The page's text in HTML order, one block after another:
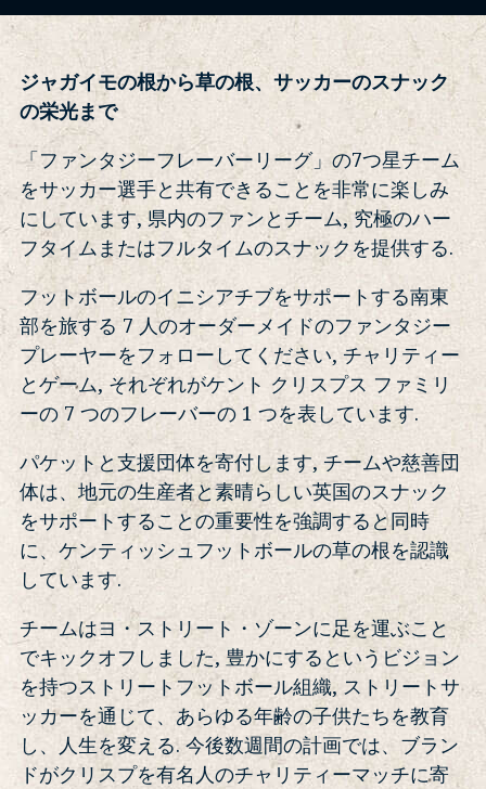
ジャガイモの根から草の根、サッカーのスナック
の栄光まで
「ファンタジーフレーバーリーグ」の7つ星チーム
をサッカー選手と共有できることを非常に楽しみ
にしています, 県内のファンとチーム, 究極のハー
フタイムまたはフルタイムのスナックを提供する.
フットボールのイニシアチブをサポートする南東
部を旅する 7 人のオーダーメイドのファンタジー
プレーヤーをフォローしてください, チャリティー
とゲーム, それぞれがケント クリスプス ファミリ
ーの 7 つのフレーバーの 1 つを表しています.
パケットと支援団体を寄付します, チームや慈善団
体は、地元の生産者と素晴らしい英国のスナック
をサポートすることの重要性を強調すると同時
に、ケンティッシュフットボールの草の根を認識
しています.
チームはヨ・ストリート・ゾーンに足を運ぶこと
でキックオフしました, 豊かにするというビジョン
を持つストリートフットボール組織, ストリートサ
ッカーを通じて、あらゆる年齢の子供たちを教育
し、人生を変える. 今後数週間の計画では、ブラン
ドがクリスプを有名人のチャリティーマッチに寄